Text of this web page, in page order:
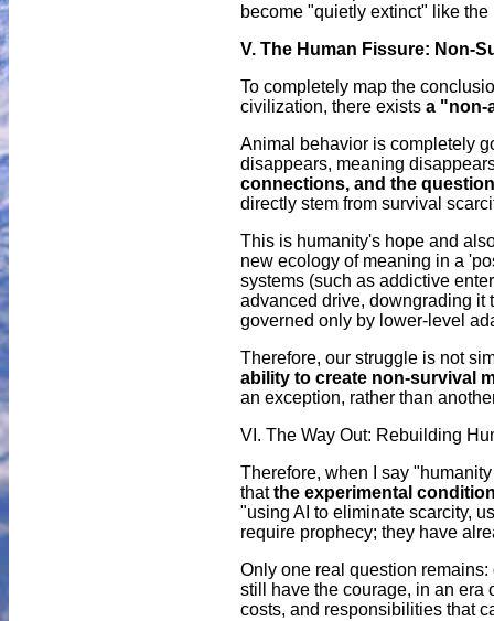
become "quietly extinct" like the
V. The Human Fissure: Non-
To completely map the
civilization, there exists a "non-
Animal behavior is completely
disappears, meaning
connections, and the
directly stem from survival
This is humanity's hope and
new ecology of meaning in a
systems (such as addictive
advanced drive, downgrading it
governed only by lower-level
Therefore, our struggle is not
ability to create non-survival
an exception, rather than
VI. The Way Out: Rebuilding
Therefore, when I say
thatthe experimental
"using AI to eliminate scarcity,
require prophecy; they have
Only one real question
still have the courage, in an era
costs, and responsibilities that